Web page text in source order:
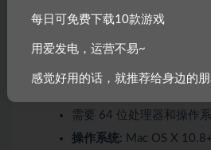
推荐配置:
需要 64 位处理器和操作
操作系统: Mac OS X
每日可免费下载10款游戏
用爱发电，运营不易~
感觉好用的话，就推荐给身边的